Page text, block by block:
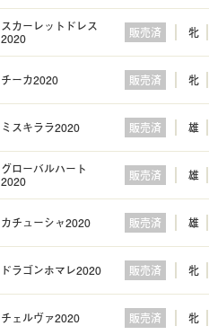
スカーレットドレス
2020 販売済 牝
チーカ2020 販売済 牝
ミスキララ2020 販売済 雄
グローバルハート
2020 販売済 雄
カチューシャ2020 販売済 雄
ドラゴンホマレ2020 販売済 牝
チェルヴァ2020 販売済 牝